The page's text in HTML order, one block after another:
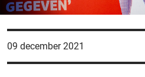
09 december 2021